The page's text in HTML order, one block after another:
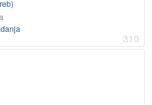
310